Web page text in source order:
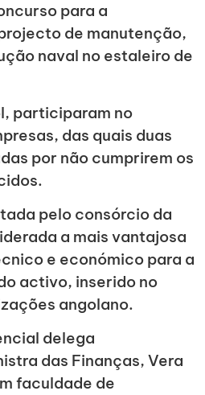
para a
de manutenção,
naval no estaleiro de
participaram no
das quais duas
por não cumprirem os
pelo consórcio da
a mais vantajosa
e económico para a
activo, inserido no
angolano.
delega
das Finanças, Vera
faculdade de